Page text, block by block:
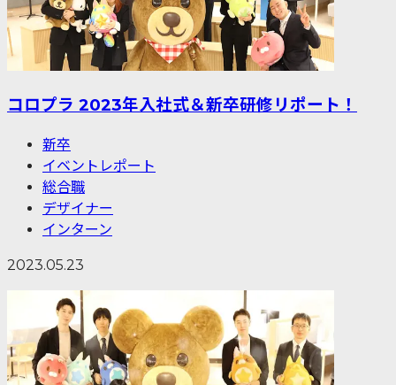
コロプラ 2023年入社式＆新卒研修リポート！
新卒
イベントレポート
総合職
デザイナー
インターン
2023.05.23